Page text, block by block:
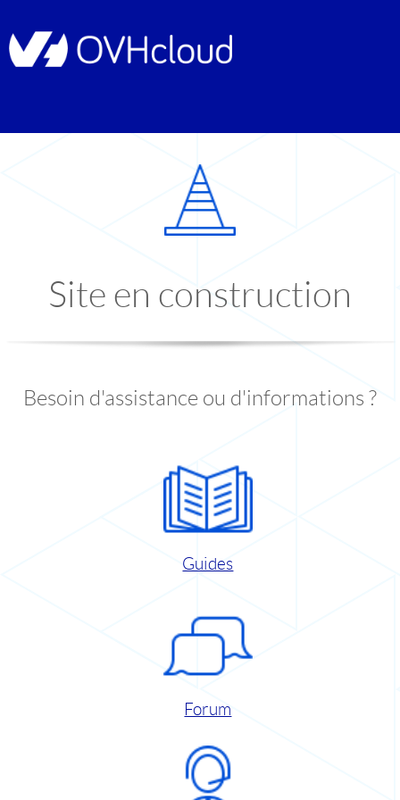
Site en construction
Besoin d'assistance ou d'informations ?
Guides
Forum